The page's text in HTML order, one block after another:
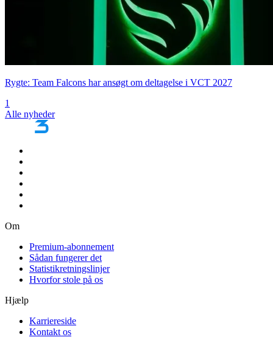
Rygte: Team Falcons har ansøgt om deltagelse i VCT 2027
1
Alle nyheder
Om
Premium-abonnement
Sådan fungerer det
Statistikretningslinjer
Hvorfor stole på os
Hjælp
Karriereside
Kontakt os